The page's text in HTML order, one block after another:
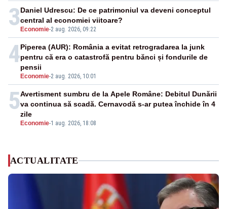
3 Economie-2 aug. 2026, 09:22
Daniel Udrescu: De ce patrimoniul va deveni conceptul
central al economiei viitoare?
4
Economie-2 aug. 2026, 10:01
Piperea (AUR): România a evitat retrogradarea la junk
pentru că era o catastrofă pentru bănci și fondurile de
pensii
5
Economie-1 aug. 2026, 18:08
Avertisment sumbru de la Apele Române: Debitul Dunării
va continua să scadă. Cernavodă s-ar putea închide în 4
zile
ACTUALITATE